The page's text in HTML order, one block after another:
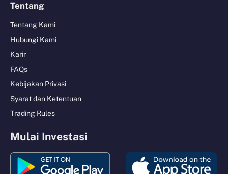
Tentang
Tentang Kami
Hubungi Kami
Karir
FAQs
Kebijakan Privasi
Syarat dan Ketentuan
Trading Rules
Mulai Investasi